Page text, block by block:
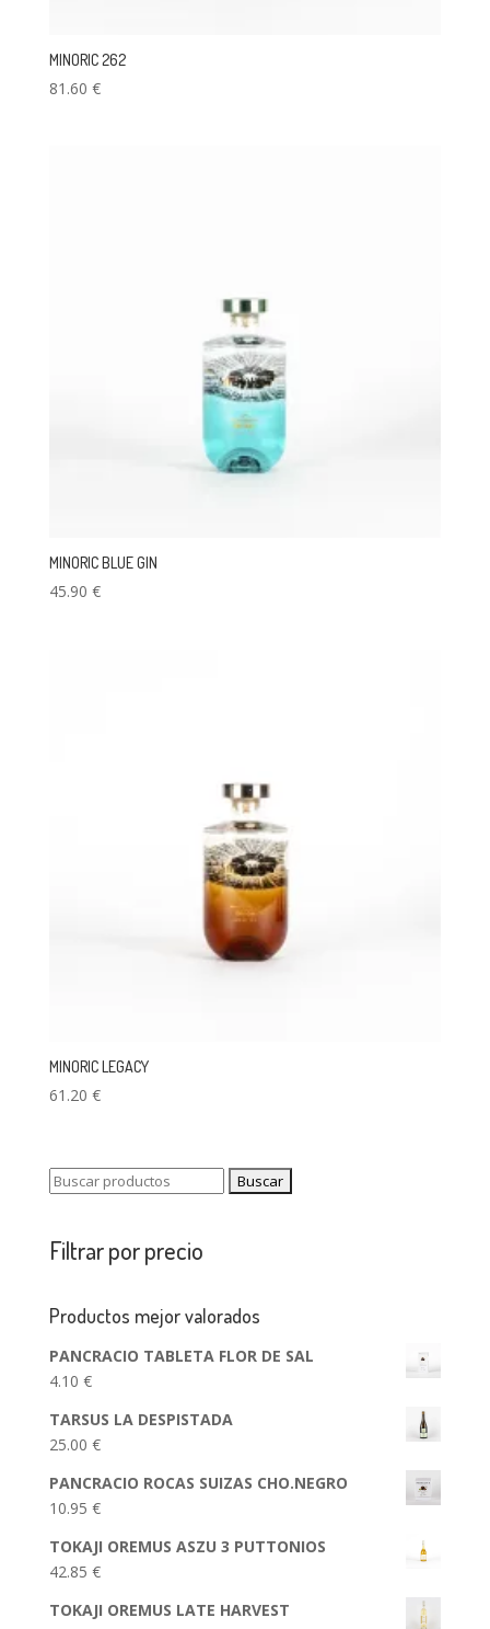
MINORIC 262
81.60 €
MINORIC BLUE GIN
45.90 €
MINORIC LEGACY
61.20 €
Buscar:
Filtrar por precio
Productos mejor valorados
PANCRACIO TABLETA FLOR DE SAL
4.10 €
TARSUS LA DESPISTADA
25.00 €
PANCRACIO ROCAS SUIZAS CHO.NEGRO
10.95 €
TOKAJI OREMUS ASZU 3 PUTTONIOS
42.85 €
TOKAJI OREMUS LATE HARVEST